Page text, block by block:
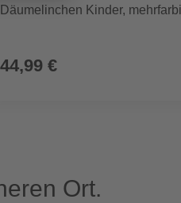
Däumelinchen Kinder,
44,99 €
Ort.